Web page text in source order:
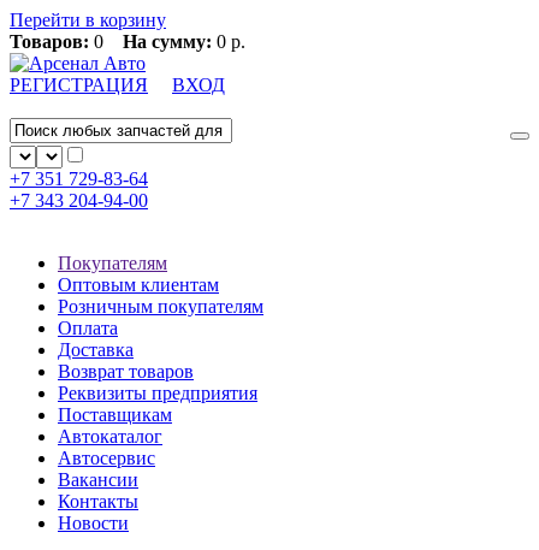
Перейти в корзину
Товаров: 0 На сумму: 0 р.
РЕГИСТРАЦИЯ ВХОД
+7 351 729-83-64
+7 343 204-94-00
Покупателям
Оптовым клиентам
Розничным покупателям
Оплата
Доставка
Возврат товаров
Реквизиты предприятия
Поставщикам
Автокаталог
Автосервис
Вакансии
Контакты
Новости